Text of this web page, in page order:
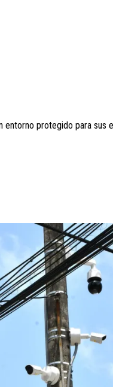
protegido para sus